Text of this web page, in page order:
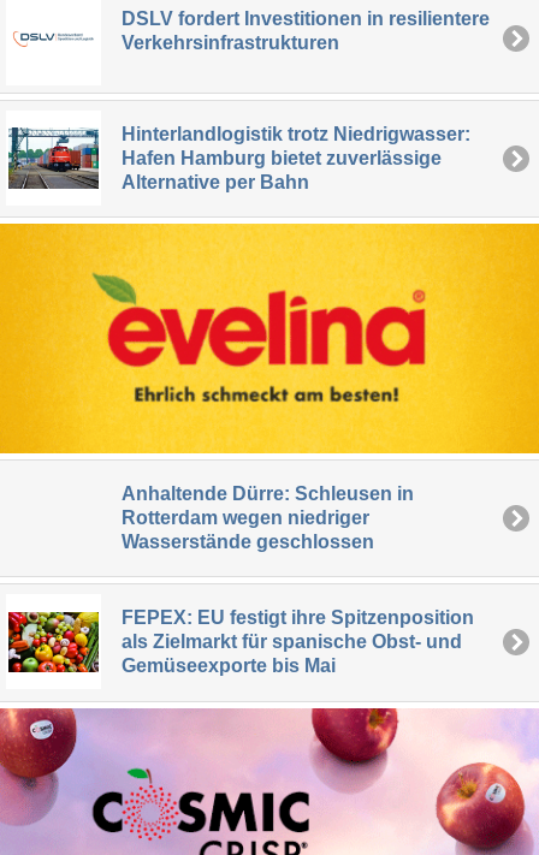
DSLV fordert Investitionen in resilientere
Verkehrsinfrastrukturen
Hinterlandlogistik trotz Niedrigwasser:
Hafen Hamburg bietet zuverlässige
Alternative per Bahn
Anhaltende Dürre: Schleusen in
Rotterdam wegen niedriger
Wasserstände geschlossen
FEPEX: EU festigt ihre Spitzenposition
als Zielmarkt für spanische Obst- und
Gemüseexporte bis Mai